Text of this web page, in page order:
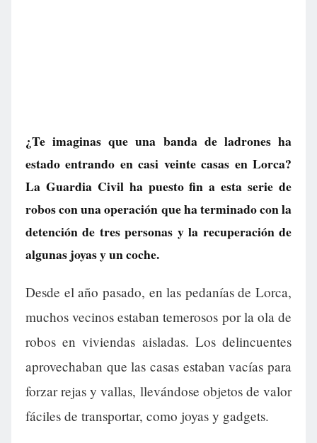
¿Te imaginas que una banda de ladrones ha
estado entrando en casi veinte casas en Lorca?
La Guardia Civil ha puesto fin a esta serie de
robos con una operación que ha terminado con la
detención de tres personas y la recuperación de
algunas joyas y un coche.
Desde el año pasado, en las pedanías de Lorca,
muchos vecinos estaban temerosos por la ola de
robos en viviendas aisladas. Los delincuentes
aprovechaban que las casas estaban vacías para
forzar rejas y vallas, llevándose objetos de valor
fáciles de transportar, como joyas y gadgets.